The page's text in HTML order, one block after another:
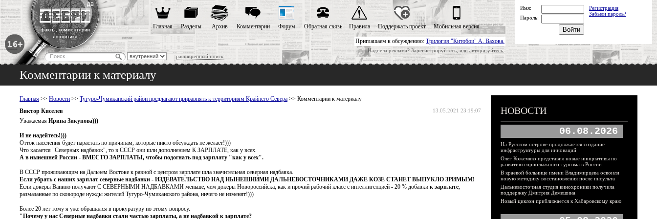
Приглашаем к обсуждению: Трилогия "Китобои" А. Вахова.
Надоела реклама? Зарегистрируйтесь, или авторизуйтесь.
расширенный поиск
Главная Разделы Архив Комментарии Форум Обратная связь Правила Поддержать проект Мобильная версия
Имя:
Регистрация
Забыли пароль?
Пароль:
Комментарии к материалу
Главная >> Новости >> Тугуро-Чумиканский район предлагают приравнять к территориям Крайнего Севера >> Комментарии к материалу
13.05.2021 23:19:07
Виктор Киселев
Уважаемая Ирина Зикунова)))
И не надейтесь!)))
Отток населения будет нарастать по причинам, которые никто обсуждать не желает!)))
Что касается "Северных надбавок", то в СССР они шли дополнением К ЗАРПЛАТЕ, как у всех.
А в нынешней России - ВМЕСТО ЗАРПЛАТЫ, чтобы подогнать под зарплату "как у всех".
В СССР проживающим на Дальнем Востоке к равной с центром зарплате шла значительная северная надбавка.
Если убрать с наших зарплат северные надбавки - ИЗДЕВАТЕЛЬСТВО НАД НЫНЕШНИМИ ДАЛЬНЕВОСТОЧНИКАМИ ДАЖЕ КОЗЕ СТАНЕТ ВЫПУКЛО ЗРИМЫМ!
Если докеры Ванино получают С СЕВЕРНЫМИ НАДБАВКАМИ меньше, чем докеры Новороссийска, как и прочий рабочий класс с интеллигенцией - 20 % добавки к зарплате,
размазанные по сковороде нужды жителей Тугуро-Чумиканского района, ничего не изменят!)))
Более 20 лет тому я уже обращался в прокуратуру по этому вопросу.
"Почему у нас Северные надбавки стали частью зарплаты, а не надбавкой к зарплате?
НОВОСТИ
06.08.2026
На Русском острове продолжается создание
инфраструктуры для инноваций
Олег Кожемяко представил новые инициативы по
развитию горнолыжного туризма в России
В краевой больнице имени Владимирцева освоили
новую методику восстановления после инсульта
Дальневосточная студия кинохроники получила
поддержку Дмитрия Демешина
Новый циклон приближается к Хабаровскому краю